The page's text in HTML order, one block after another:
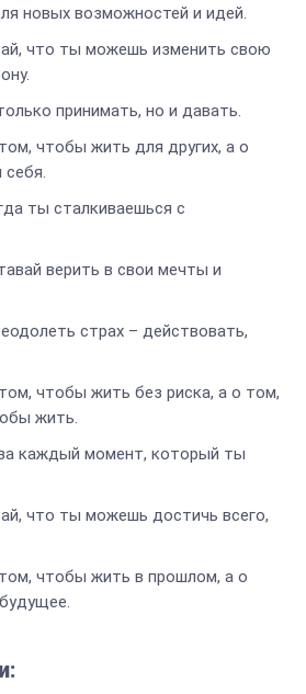
новых возможностей и идей.
что ты можешь изменить свою
принимать, но и давать.
чтобы жить для других, а о
ты сталкиваешься с
верить в свои мечты и
страх – действовать,
чтобы жить без риска, а о том,
жить.
каждый момент, который ты
что ты можешь достичь всего,
чтобы жить в прошлом, а о